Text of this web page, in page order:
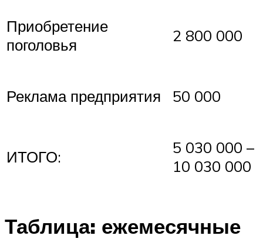
Приобретение
поголовья
2 800 000
Реклама предприятия 50 000
ИТОГО:
5 030 000 –
10 030 000
Таблица: ежемесячные